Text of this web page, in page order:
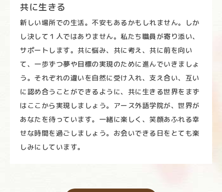
共に生きる
新しい場所での生活。不安もあるかもしれません。しか
し決して１人ではありません。私たち職員が寄り添い、
サポートします。共に悩み、共に考え、共に前を向い
て、一歩ずつ夢や目標の実現のために進んでいきましょ
う。それぞれの違いを自然に受け入れ、支え合い、互い
に認め合うことができるように、共に生きる世界をまず
はここから実現しましょう。アース外語学院が、世界が
あなたを待っています。一緒に楽しく、笑顔あふれる幸
せな時間を過ごしましょう。お会いできる日をとても楽
しみにしています。